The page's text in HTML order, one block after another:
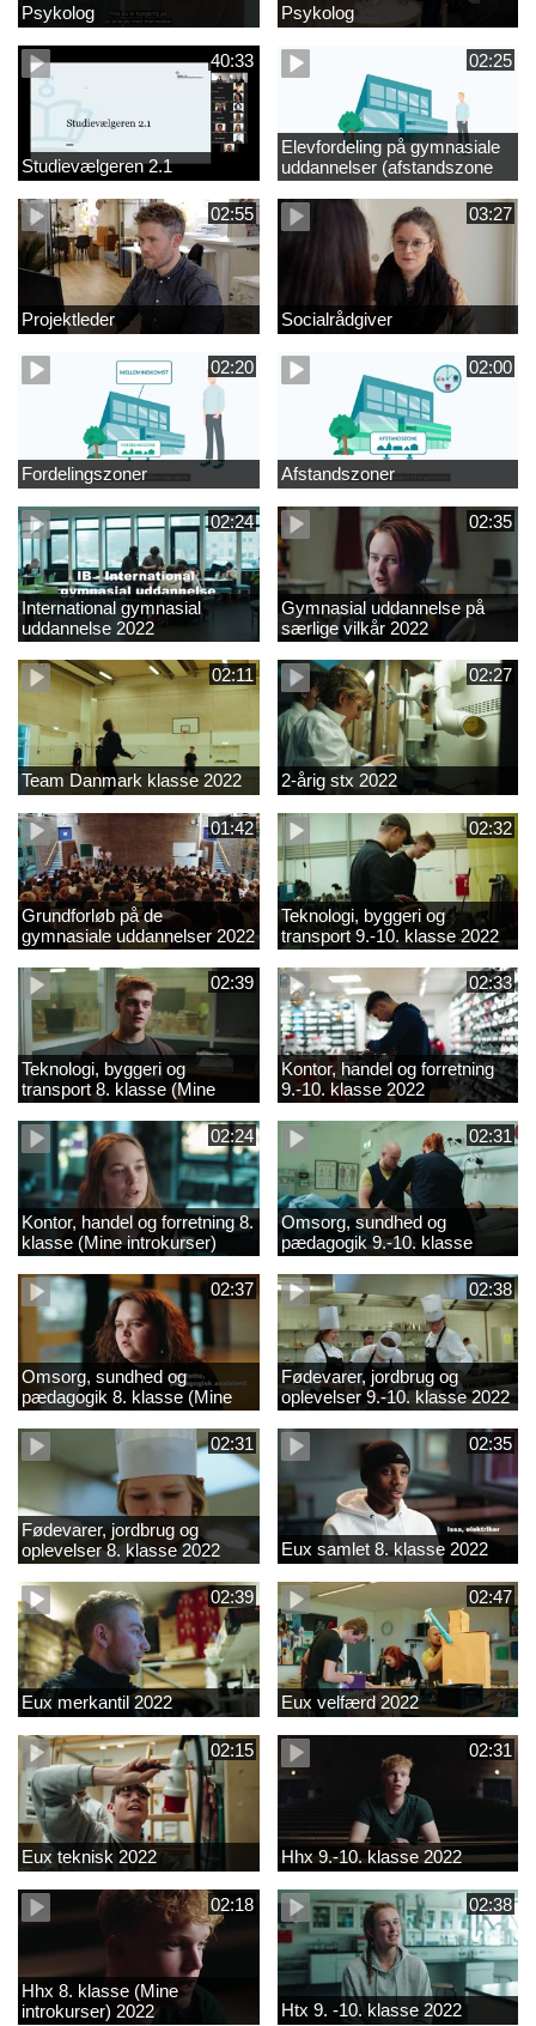
Psykolog Psykolog
40:33
Studievælgeren 2.1
02:25
Elevfordeling på gymnasiale
uddannelser (afstandszone
redigeret)
02:55
Projektleder
03:27
Socialrådgiver
02:20
Fordelingszoner
02:00
Afstandszoner
02:24
International gymnasial
uddannelse 2022
02:35
Gymnasial uddannelse på
særlige vilkår 2022
02:11
Team Danmark klasse 2022
02:27
2-årig stx 2022
01:42
Grundforløb på de
gymnasiale uddannelser 2022
02:32
Teknologi, byggeri og
transport 9.-10. klasse 2022
02:39
Teknologi, byggeri og
transport 8. klasse (Mine
introkurser) 2022
02:33
Kontor, handel og forretning
9.-10. klasse 2022
02:24
Kontor, handel og forretning 8.
klasse (Mine introkurser)
2022
02:31
Omsorg, sundhed og
pædagogik 9.-10. klasse
2022
02:37
Omsorg, sundhed og
pædagogik 8. klasse (Mine
introkurser) 2022
02:38
Fødevarer, jordbrug og
oplevelser 9.-10. klasse 2022
02:31
Fødevarer, jordbrug og
oplevelser 8. klasse 2022
02:35
Eux samlet 8. klasse 2022
02:39
Eux merkantil 2022
02:47
Eux velfærd 2022
02:15
Eux teknisk 2022
02:31
Hhx 9.-10. klasse 2022
02:18
Hhx 8. klasse (Mine
introkurser) 2022
02:38
Htx 9. -10. klasse 2022